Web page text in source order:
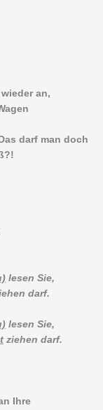
an,
darf man doch
lesen Sie,
darf.
lesen Sie,
ziehen darf.
Ihre